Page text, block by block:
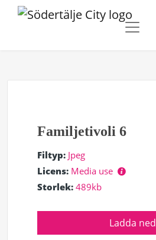
Familjetivoli 6
Filtyp: Jpeg
Licens: Media use
Storlek: 489kb
Ladda ned